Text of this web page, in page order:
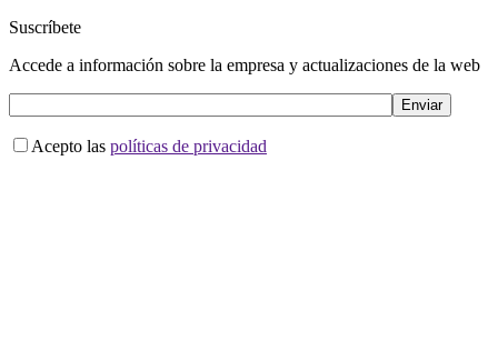
Suscríbete
Accede a información sobre la empresa y actualizaciones de la web
Acepto las políticas de privacidad